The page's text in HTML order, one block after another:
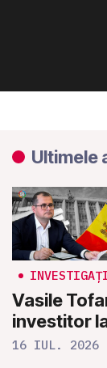
Ultimele
Vasile
investitor
16 IUL. 2026